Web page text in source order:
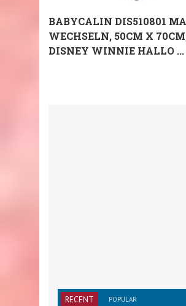
BABYCALIN DIS510801
WECHSELN, 50CM X
DISNEY WINNIE HALLO ...
RECENT POPULAR